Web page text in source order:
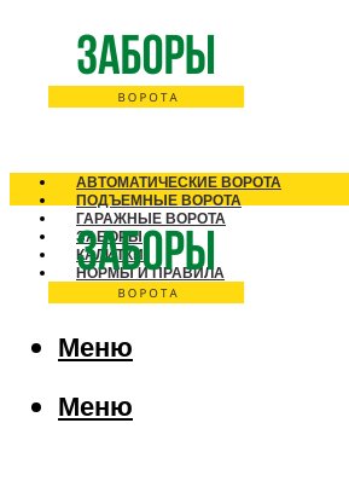
АВТОМАТИЧЕСКИЕ ВОРОТА
ПОДЪЕМНЫЕ ВОРОТА
ГАРАЖНЫЕ ВОРОТА
ЗАБОРЫ
КАЛИТКИ
НОРМЫ И ПРАВИЛА
Меню
Меню